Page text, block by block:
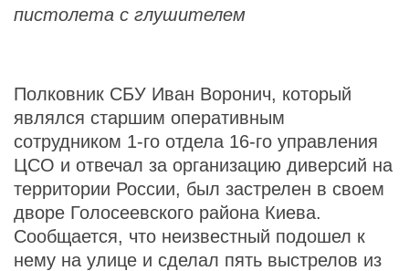
пистолета с глушителем
Полковник СБУ Иван Воронич, который
являлся старшим оперативным
сотрудником 1-го отдела 16-го управления
ЦСО и отвечал за организацию диверсий на
территории России, был застрелен в своем
дворе Голосеевского района Киева.
Сообщается, что неизвестный подошел к
нему на улице и сделал пять выстрелов из